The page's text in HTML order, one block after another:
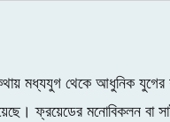
থেকে আধুনিক যুগের
ফ্রয়েডের মনোবিকলন